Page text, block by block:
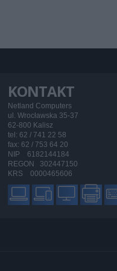
KONTAKT
Netland Computers
ul. Wrocławska 35-37
62-800 Kalisz
tel: 62 / 741 22 58
fax: 62 / 753 64 20
NIP 6182144184
REGON 302447150
KRS 0000465606